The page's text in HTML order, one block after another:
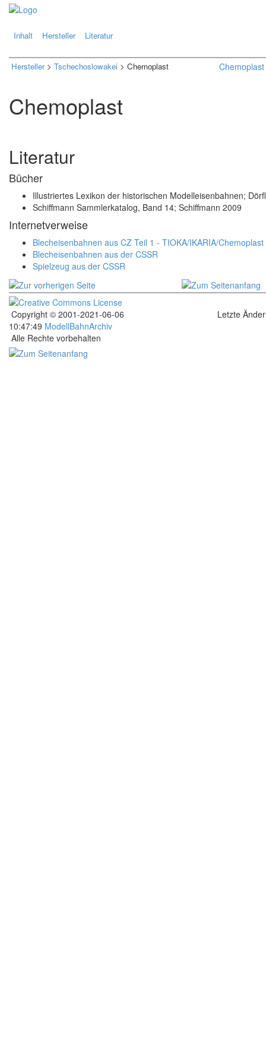
Inhalt Hersteller Literatur
Hersteller> Tschechoslowakei > Chemoplast Chemoplast
Chemoplast
Literatur
Bücher
Illustriertes Lexikon der historischen Modelleisenbahnen;
Schiffmann Sammlerkatalog, Band 14; Schiffmann 2009
Internetverweise
Blecheisenbahnen aus CZ Teil 1 - TIOKA/IKARIA/Chemoplast
Blecheisenbahnen aus der CSSR
Spielzeug aus der CSSR
Copyright © 2001-2021-06-06
10:47:49 ModellBahnArchiv
Letzte
Alle Rechte vorbehalten